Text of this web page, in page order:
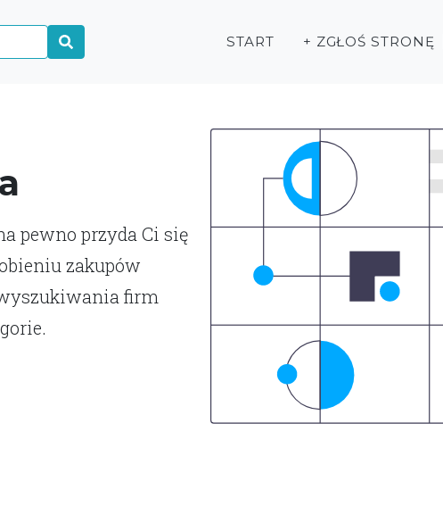
pewno przyda Ci się
zakupów
firm
START + ZGŁOŚ STRONĘ